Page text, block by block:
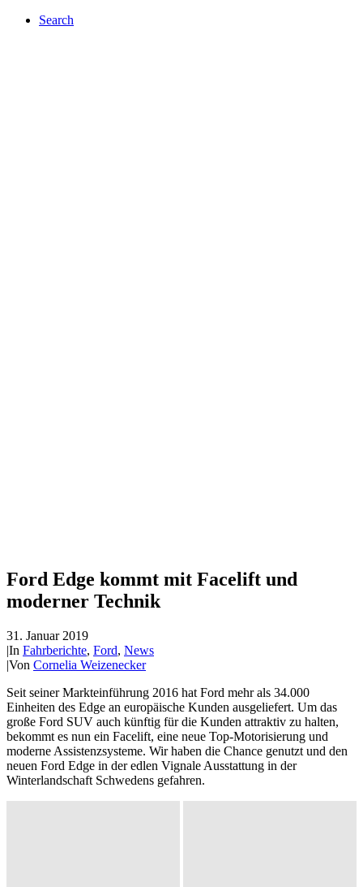
Search
Ford Edge kommt mit Facelift und
moderner Technik
31. Januar 2019
|In Fahrberichte, Ford, News
|Von Cornelia Weizenecker
Seit seiner Markteinführung 2016 hat Ford mehr als 34.000
Einheiten des Edge an europäische Kunden ausgeliefert. Um das
große Ford SUV auch künftig für die Kunden attraktiv zu halten,
bekommt es nun ein Facelift, eine neue Top-Motorisierung und
moderne Assistenzsysteme. Wir haben die Chance genutzt und den
neuen Ford Edge in der edlen Vignale Ausstattung in der
Winterlandschaft Schwedens gefahren.